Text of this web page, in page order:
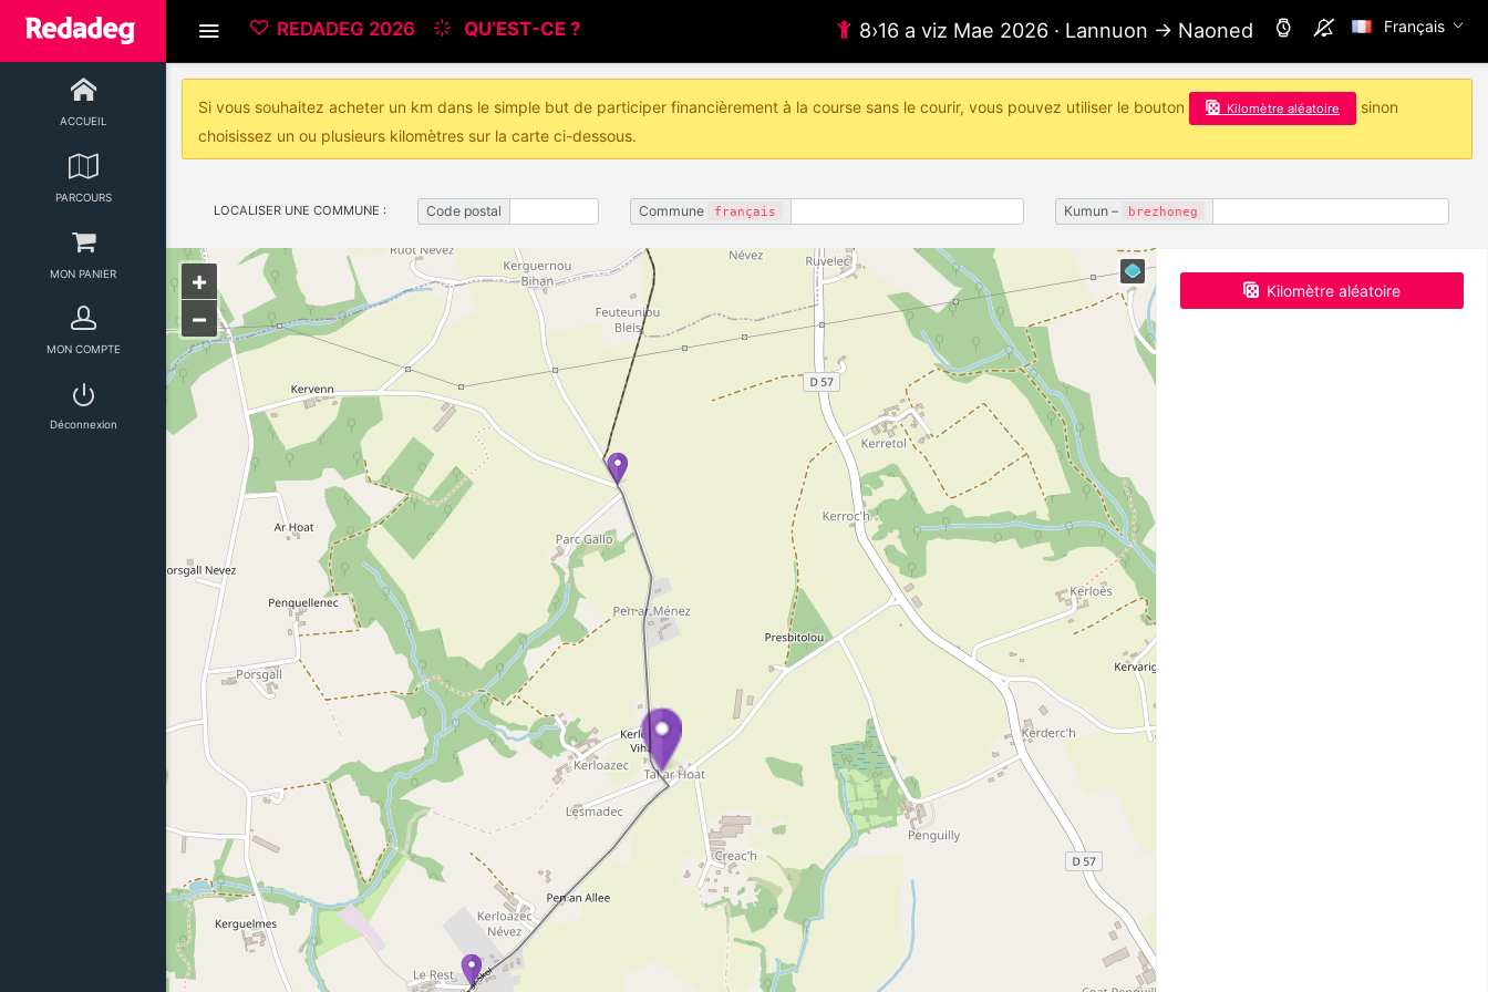
REDADEG 2026 QU’EST-CE ? 8›16 a viz Mae 2026 · Lannuon → Naoned Français
ACCUEIL
PARCOURS
MON PANIER
MON COMPTE
Déconnexion
Si vous souhaitez acheter un km dans le simple but de participer financièrement à la course sans le courir, vous pouvez utiliser le bouton Kilomètre aléatoire
sinon
choisissez un ou plusieurs kilomètres sur la carte ci-dessous.
LOCALISER UNE COMMUNE : Code postal Commune français Kumun – brezhoneg
+
−
Kilomètre aléatoire